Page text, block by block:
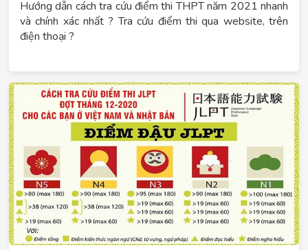
Hướng dẫn cách tra cứu điểm thi THPT năm 2021 nhanh
và chính xác nhất ? Tra cứu điểm thi qua website, trên
điện thoại ?